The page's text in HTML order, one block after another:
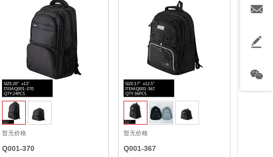
收藏 收藏
暂无价格
Q001-370
收藏
暂无价格
Q001-367